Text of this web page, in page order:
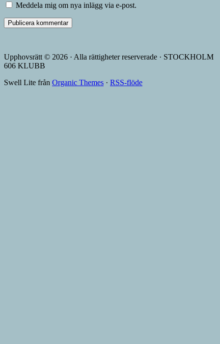
Meddela mig om nya inlägg via e-post.
Upphovsrätt © 2026 · Alla rättigheter reserverade · STOCKHOLM
606 KLUBB
Swell Lite från Organic Themes · RSS-flöde